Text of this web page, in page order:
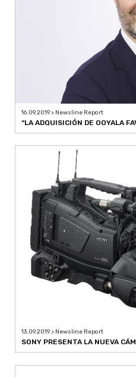
16.09.2019 > Newsline Report
“LA ADQUISICIÓN DE OOYALA
13.09.2019 > Newsline Report
SONY PRESENTA LA NUEVA